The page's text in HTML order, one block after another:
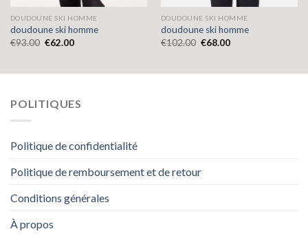
DOUDOUNE SKI HOMME
doudoune ski homme
€93.00 €62.00
DOUDOUNE SKI HOMME
doudoune ski homme
€102.00 €68.00
POLITIQUES
Politique de confidentialité
Politique de remboursement et de retour
Conditions générales
À propos